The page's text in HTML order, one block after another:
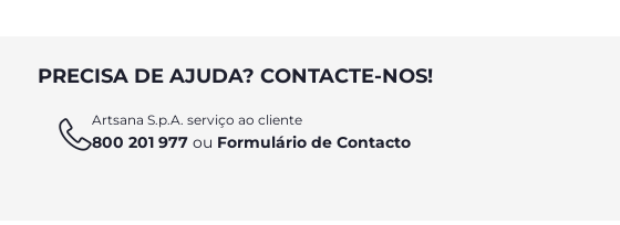
PRECISA DE AJUDA? CONTACTE-NOS!
Artsana S.p.A. serviço ao cliente
800 201 977ou Formulário de Contacto